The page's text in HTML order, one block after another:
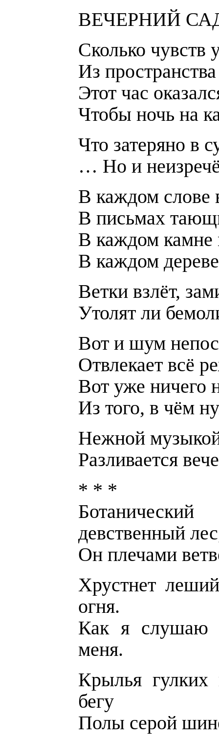
ВЕЧЕРНИЙ
Сколько чувств
Из
Этот час
Чтобы ночь на
Что затеряно в
… Но и
В каждом слове
В письмах
В каждом камне
В каждом
Ветки взлёт,
Утолят ли
Вот и шум
Отвлекает всё
Вот уже ничего
Из того, в чём
Нежной
Разливается
* * *
девственный
Он плечами
Хрустнет
огня.
Как я слушаю
меня.
Крылья гулких
бегу
Полы серой